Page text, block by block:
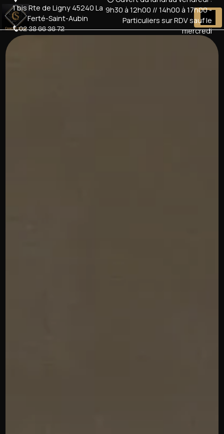
1 bis Rte de Ligny 45240 La
Ferté-Saint-Aubin
02 38 66 36 72
9h30 à 12h00 // 14h00 à 17h00 -
Particuliers sur RDV sauf le
mercredi
Panneau de gestion des cookies